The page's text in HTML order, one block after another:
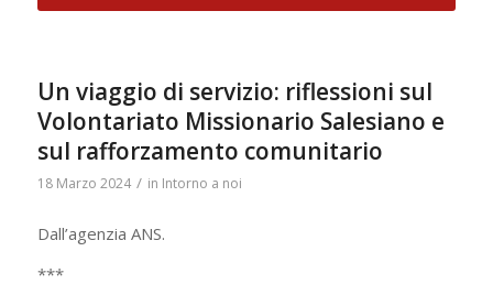
Un viaggio di servizio: riflessioni sul
Volontariato Missionario Salesiano e
sul rafforzamento comunitario
18 Marzo 2024 / in Intorno a noi
Dall’agenzia ANS.
***